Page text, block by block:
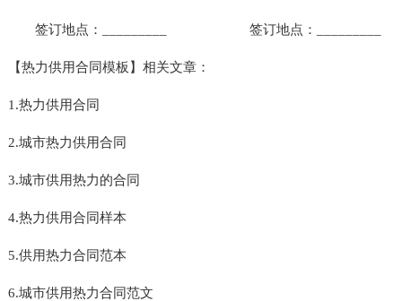
签订地点：_________ 签订地点：_________
【热力供用合同模板】相关文章：
1.热力供用合同
2.城市热力供用合同
3.城市供用热力的合同
4.热力供用合同样本
5.供用热力合同范本
6.城市供用热力合同范文